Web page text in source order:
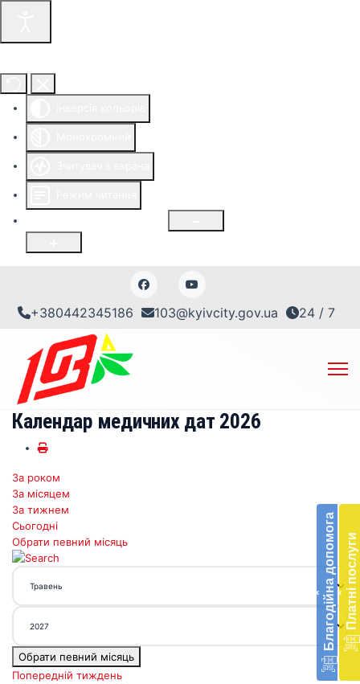
+380442345186 103@kyivcity.gov.ua 24 / 7
‹ Благодійна допомогав
‹ Платні послуги
Календар медичних дат 2026
За роком
За місяцем
За тижнем
Сьогодні
Обрати певний місяць
Обрати певний місяць
Попередній тиждень